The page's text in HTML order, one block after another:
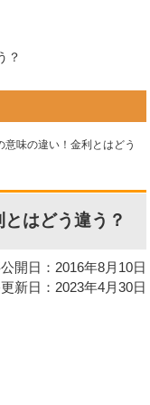
？
意味の違い！金利とはどう
はどう違う？
開日：2016年8月10日
新日：2023年4月30日